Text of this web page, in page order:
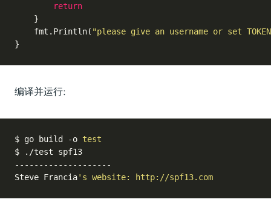
return
	fmt.Println(
"please give an username or set
编译并运行:
$ go build -o test
$ ./test spf13
--------------------
Steve Francia